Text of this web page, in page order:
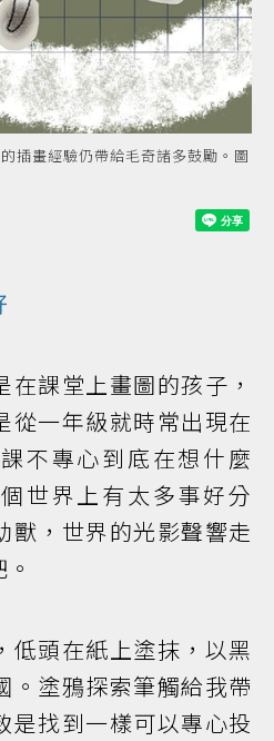
插畫經驗仍帶給毛奇諸多鼓勵。圖
課堂上畫圖的孩子，
從一年級就時常出現在
不專心到底在想什麼
世界上有太多事好分
獸，世界的光影聲響走
低頭在紙上塗抹，以黑
。塗鴉探索筆觸給我帶
是找到一樣可以專心投